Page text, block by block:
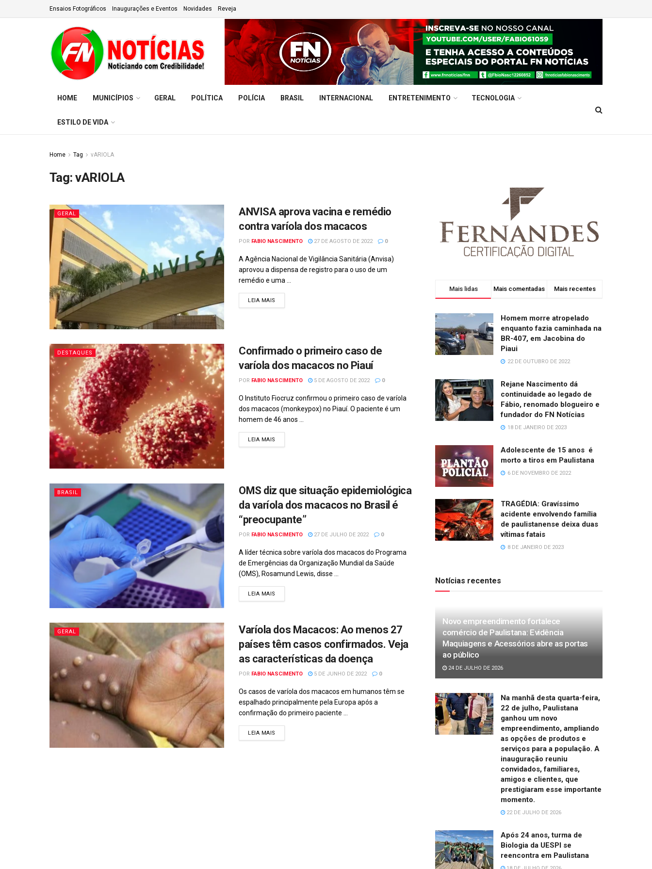
Ensaios Fotográficos Inaugurações e Eventos Novidades Reveja
HOME MUNICÍPIOS GERAL POLÍTICA POLÍCIA BRASIL INTERNACIONAL ENTRETENIMENTO TECNOLOGIA
ESTILO DE VIDA
Home Tag vARIOLA
Tag:vARIOLA
GERAL
ANVISA aprova vacina e remédio
contra varíola dos macacos
POR FABIO NASCIMENTO 27 DE AGOSTO DE 2022 0
A Agência Nacional de Vigilância Sanitária (Anvisa)
aprovou a dispensa de registro para o uso de um
remédio e uma ...
LEIA MAIS
DESTAQUES
Confirmado o primeiro caso de
varíola dos macacos no Piauí
POR FABIO NASCIMENTO 5 DE AGOSTO DE 2022 0
O Instituto Fiocruz confirmou o primeiro caso de varíola
dos macacos (monkeypox) no Piauí. O paciente é um
homem de 46 anos ...
LEIA MAIS
BRASIL
OMS diz que situação epidemiológica
da varíola dos macacos no Brasil é
“preocupante”
POR FABIO NASCIMENTO 27 DE JULHO DE 2022 0
A líder técnica sobre varíola dos macacos do Programa
de Emergências da Organização Mundial da Saúde
(OMS), Rosamund Lewis, disse ...
LEIA MAIS
GERAL
Varíola dos Macacos: Ao menos 27
países têm casos confirmados. Veja
as características da doença
POR FABIO NASCIMENTO 5 DE JUNHO DE 2022 0
Os casos de varíola dos macacos em humanos têm se
espalhado principalmente pela Europa após a
confirmação do primeiro paciente ...
LEIA MAIS
Mais lidas Mais comentadas Mais recentes
Homem morre atropelado
enquanto fazia caminhada na
BR-407, em Jacobina do
Piaui
22 DE OUTUBRO DE 2022
Rejane Nascimento dá
continuidade ao legado de
Fábio, renomado blogueiro e
fundador do FN Notícias
18 DE JANEIRO DE 2023
Adolescente de 15 anos é
morto a tiros em Paulistana
6 DE NOVEMBRO DE 2022
TRAGÉDIA: Gravíssimo
acidente envolvendo família
de paulistanense deixa duas
vítimas fatais
8 DE JANEIRO DE 2023
Notícias recentes
Novo empreendimento fortalece
comércio de Paulistana: Evidência
Maquiagens e Acessórios abre as portas
ao público
24 DE JULHO DE 2026
Na manhã desta quarta-feira,
22 de julho, Paulistana
ganhou um novo
empreendimento, ampliando
as opções de produtos e
serviços para a população. A
inauguração reuniu
convidados, familiares,
amigos e clientes, que
prestigiaram esse importante
momento.
22 DE JULHO DE 2026
Após 24 anos, turma de
Biologia da UESPI se
reencontra em Paulistana